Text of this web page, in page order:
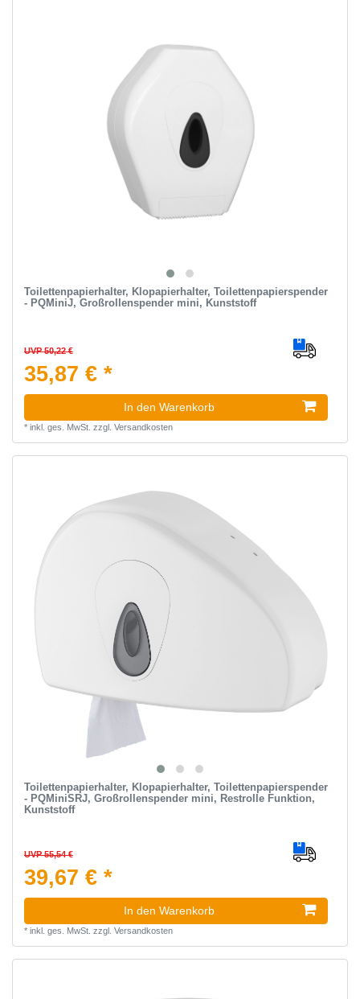
Toilettenpapierhalter, Klopapierhalter, Toilettenpapierspender
- PQMiniJ, Großrollenspender mini, Kunststoff
UVP 50,22 €
35,87 € *
In den Warenkorb
* inkl. ges. MwSt. zzgl. Versandkosten
Toilettenpapierhalter, Klopapierhalter, Toilettenpapierspender
- PQMiniSRJ, Großrollenspender mini, Restrolle Funktion,
Kunststoff
UVP 55,54 €
39,67 € *
In den Warenkorb
* inkl. ges. MwSt. zzgl. Versandkosten